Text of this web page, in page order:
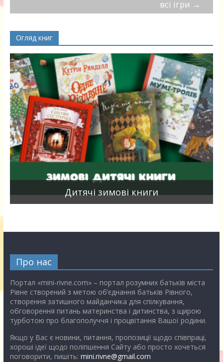
всі ігри →
Огляд книг
Дитячі зимові книги
Про нас
Портал «mini-rivne.com» – портал розумних батьків міста
Рівне створений з метою об’єднання батьків Рівного,
створення затишного майданчика для спілкування,
обговорення питань материнства і дитинства, з щирою
турботою про благополуччя і процвітання Вашої родини.
Якщо у Вас є новини, питання, пропозиції щодо співпраці,
хороші ідеї щодо поліпшення Сайту або просто хочеться
поговорити, пишіть: mini.rivne@gmail.com